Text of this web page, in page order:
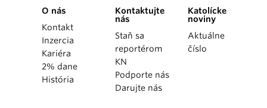
O nás
Kontakt
Inzercia
Kariéra
2% dane
História
Kontaktujte
nás
Staň sa
reportérom
KN
Podporte nás
Darujte nás
Katolícke
noviny
Aktuálne
číslo